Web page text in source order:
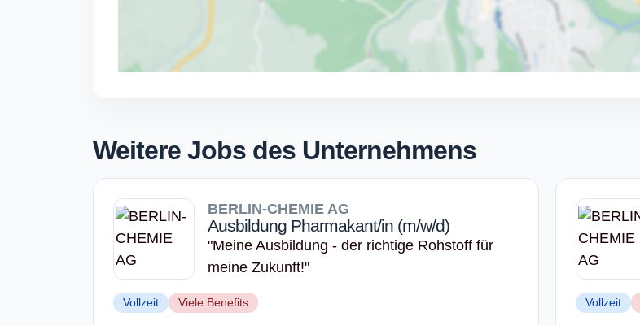
Weitere Jobs des Unternehmens
BERLIN-CHEMIE AG
Ausbildung Pharmakant/in (m/w/d)
"Meine Ausbildung - der richtige Rohstoff für
meine Zukunft!"
Vollzeit Viele Benefits Vollzeit